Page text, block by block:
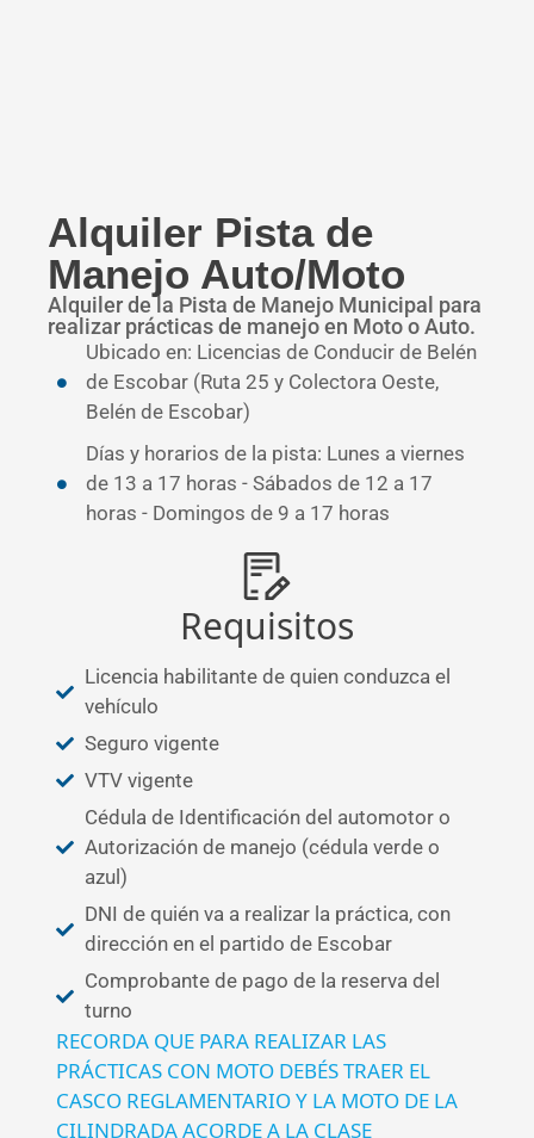
Alquiler Pista de
Manejo Auto/Moto
Alquiler de la Pista de Manejo Municipal para
realizar prácticas de manejo en Moto o Auto.
Ubicado en: Licencias de Conducir de Belén
de Escobar (Ruta 25 y Colectora Oeste,
Belén de Escobar)
Días y horarios de la pista: Lunes a viernes
de 13 a 17 horas - Sábados de 12 a 17
horas - Domingos de 9 a 17 horas
Requisitos
Licencia habilitante de quien conduzca el
vehículo
Seguro vigente
VTV vigente
Cédula de Identificación del automotor o
Autorización de manejo (cédula verde o
azul)
DNI de quién va a realizar la práctica, con
dirección en el partido de Escobar
Comprobante de pago de la reserva del
turno
RECORDA QUE PARA REALIZAR LAS
PRÁCTICAS CON MOTO DEBÉS TRAER EL
CASCO REGLAMENTARIO Y LA MOTO DE LA
CILINDRADA ACORDE A LA CLASE